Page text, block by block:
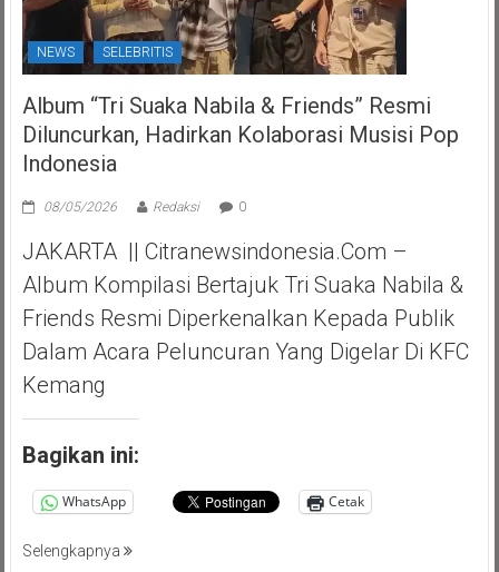
NEWS SELEBRITIS
Album “Tri Suaka Nabila & Friends” Resmi
Diluncurkan, Hadirkan Kolaborasi Musisi Pop
Indonesia
08/05/2026 Redaksi 0
JAKARTA || Citranewsindonesia.com –
Album Kompilasi Bertajuk Tri Suaka Nabila &
Friends Resmi Diperkenalkan Kepada Publik
Dalam Acara Peluncuran Yang Digelar Di KFC
Kemang
Bagikan ini:
WhatsApp Cetak
Selengkapnya